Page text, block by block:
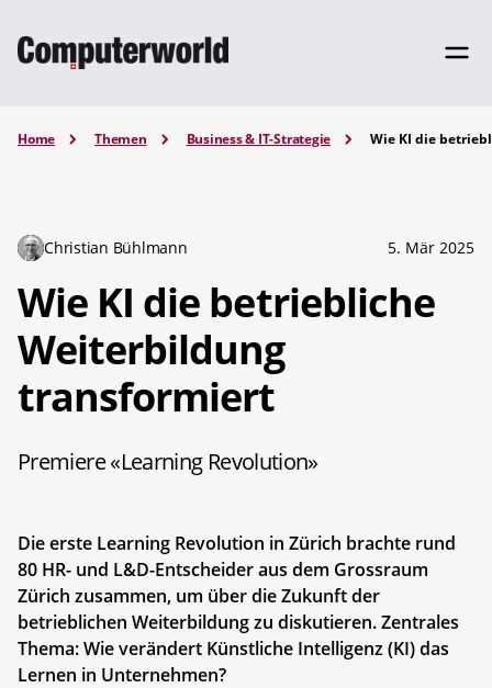
Home Themen Business & IT-Strategie Wie KI die
Christian Bühlmann 5. Mär 2025
Wie KI die betriebliche
Weiterbildung
transformiert
Premiere «Learning Revolution»
Die erste Learning Revolution in Zürich brachte rund
80 HR- und L&D-Entscheider aus dem Grossraum
Zürich zusammen, um über die Zukunft der
betrieblichen Weiterbildung zu diskutieren. Zentrales
Thema: Wie verändert Künstliche Intelligenz (KI) das
Lernen in Unternehmen?